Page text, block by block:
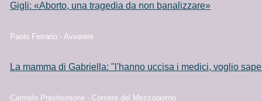
Gigli: «Aborto, una tragedia da non banalizzare»
Paolo Ferrario - Avvenire
La mamma di Gabriella: "l'hanno uccisa i medici, voglio
Carmelo Prestisimone - Corriere del Mezzogiorno